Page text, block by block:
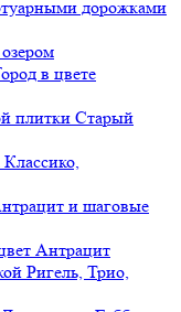
дорожками
в цвете
плитки Старый
и шаговые
Антрацит
Ригель, Трио,